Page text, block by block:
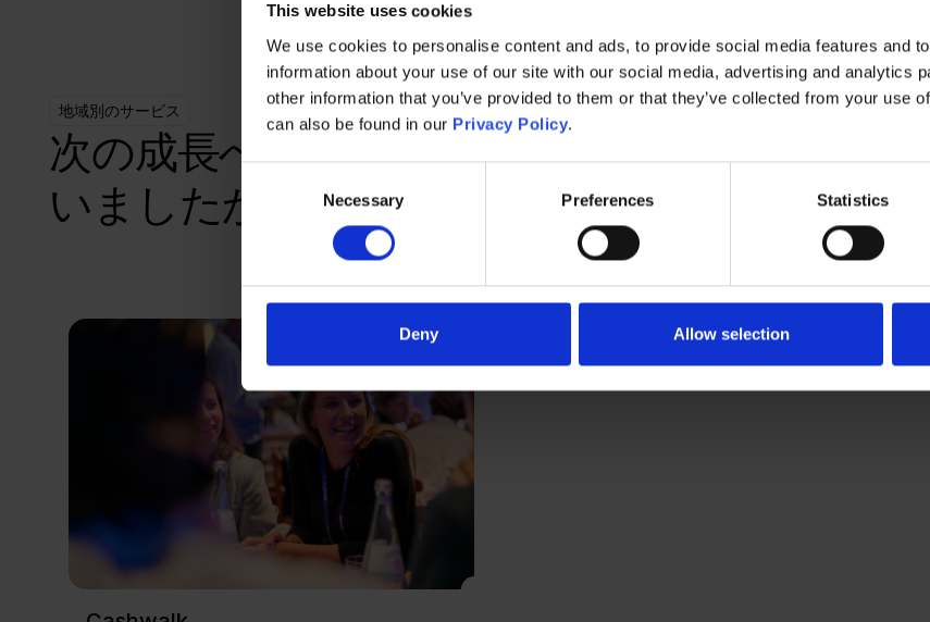
This website uses cookies
We use cookies to personalise content and ads, to provide social media features and
information about your use of our site with our social media, advertising and analytics
other information that you’ve provided to them or that they’ve collected from your use
can also be found in our Privacy Policy.
Selection
Necessary Preferences Statistics
Deny Allow selection
地域別のサービス
次の成長へ。資金調達の準備は整
いましたか？